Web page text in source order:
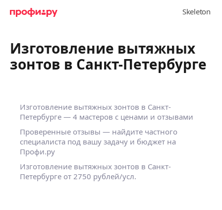
Изготовление вытяжных
зонтов в Санкт-Петербурге
Изготовление вытяжных зонтов в Санкт-
Петербурге — 4 мастеров с ценами и отзывами
Проверенные отзывы — найдите частного
специалиста под вашу задачу и бюджет на
Профи.ру
Изготовление вытяжных зонтов в Санкт-
Петербурге от 2750 рублей/усл.